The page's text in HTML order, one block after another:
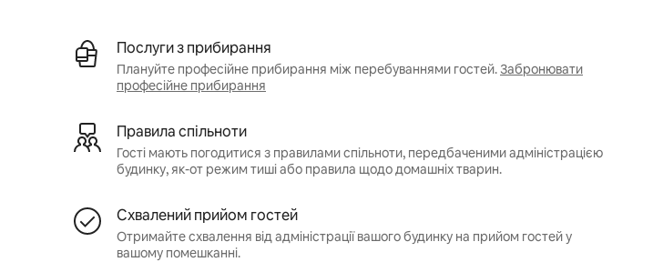
Послуги з прибирання
Плануйте професійне прибирання між перебуваннями гостей. Забронювати
професійне прибирання
Правила спільноти
Гості мають погодитися з правилами спільноти, передбаченими адміністрацією
будинку, як-от режим тиші або правила щодо домашніх тварин.
Схвалений прийом гостей
Отримайте схвалення від адміністрації вашого будинку на прийом гостей у
вашому помешканні.